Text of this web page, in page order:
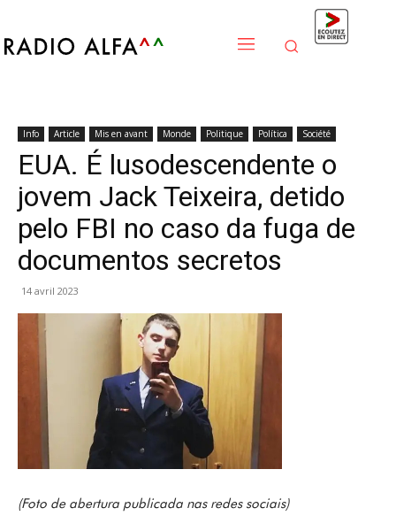
Info Article Mis en avant Monde Politique Política Société
EUA. É lusodescendente o
jovem Jack Teixeira, detido
pelo FBI no caso da fuga de
documentos secretos
14 avril 2023
(Foto de abertura publicada nas redes sociais)